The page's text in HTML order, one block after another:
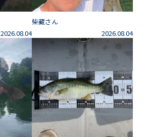
2026.08.04
柴藏さん
2026.08.04